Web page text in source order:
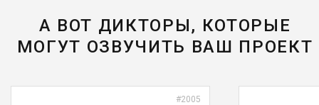
А ВОТ ДИКТОРЫ, КОТОРЫЕ
МОГУТ ОЗВУЧИТЬ ВАШ ПРОЕКТ
#2005